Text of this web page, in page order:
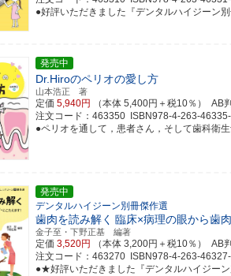
●好評いただきました『デンタルハイジーン
発売中
Dr.Hiroのペリオの愛し方
山本浩正 著
定価 5,940円 （本体 5,400円＋税10％） AB
注文コード：463350 ISBN978-4-263-
●ペリオを通して，患者さん，そして歯科衛
発売中
デンタルハイジーン別冊傑作選
歯肉を読み解く 臨床×病理の眼から歯
金子至・下野正基 編著
定価 3,520円 （本体 3,200円＋税10％） AB
注文コード：463270 ISBN978-4-263-
●★好評いただきました『デンタルハイジー